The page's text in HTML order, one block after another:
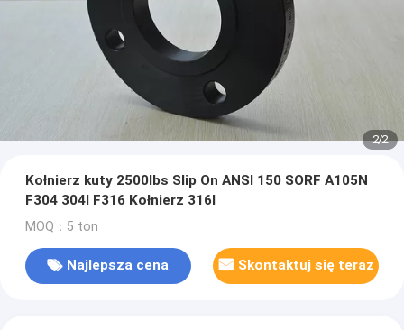
2/2
Kołnierz kuty 2500lbs Slip On ANSI 150 SORF A105N
F304 304l F316 Kołnierz 316l
MOQ：5 ton
Najlepsza cena Skontaktuj się teraz